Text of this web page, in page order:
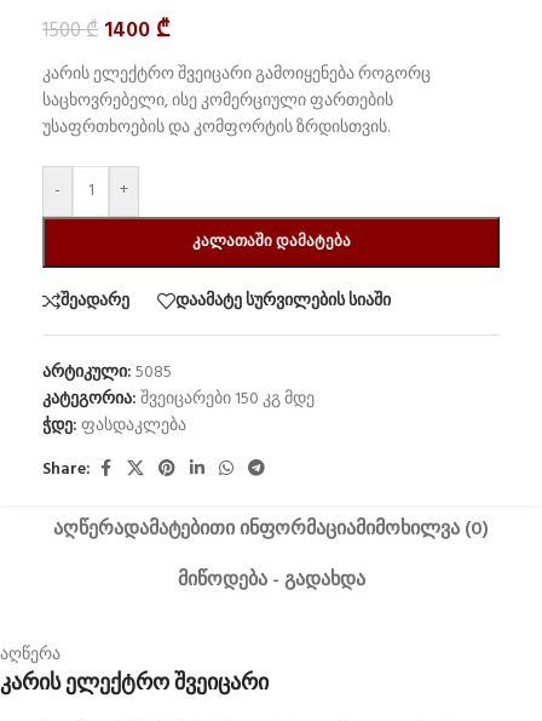
1500₾ 1400 ₾
კარის ელექტრო შვეიცარი გამოიყენება როგორც
საცხოვრებელი, ისე კომერციული ფართების
უსაფრთხოების და კომფორტის ზრდისთვის.
- +
ᲙᲐᲚᲐᲗᲐᲨᲘ ᲓᲐᲛᲐᲢᲔᲑᲐ
შეადარე დაამატე სურვილების სიაში
არტიკული:5085
კატეგორია:შვეიცარები 150 კგ მდე
ჭდე:ფასდაკლება
Share:
ᲐᲦᲬᲔᲠᲐᲓᲐᲛᲐᲢᲔᲑᲘᲗᲘ ᲘᲜᲤᲝᲠᲛᲐᲪᲘᲐᲛᲘᲛᲝᲮᲘᲚᲕᲐ (0)
ᲛᲘᲬᲝᲓᲔᲑᲐ - ᲒᲐᲓᲐᲮᲓᲐ
აღწერა
კარის ელექტრო შვეიცარი